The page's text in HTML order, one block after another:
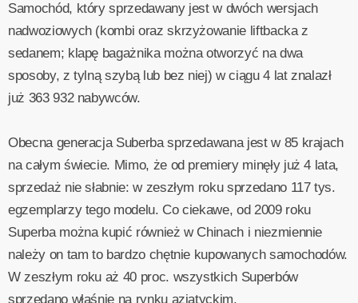
Samochód, który sprzedawany jest w dwóch wersjach
nadwoziowych (kombi oraz skrzyżowanie liftbacka z
sedanem; klapę bagażnika można otworzyć na dwa
sposoby, z tylną szybą lub bez niej) w ciągu 4 lat znalazł
już 363 932 nabywców.
Obecna generacja Suberba sprzedawana jest w 85 krajach
na całym świecie. Mimo, że od premiery minęły już 4 lata,
sprzedaż nie słabnie: w zeszłym roku sprzedano 117 tys.
egzemplarzy tego modelu. Co ciekawe, od 2009 roku
Superba można kupić również w Chinach i niezmiennie
należy on tam to bardzo chętnie kupowanych samochodów.
W zeszłym roku aż 40 proc. wszystkich Superbów
sprzedano właśnie na rynku azjatyckim.